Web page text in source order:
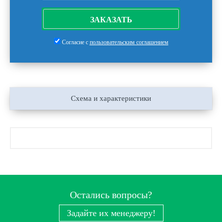
ЗАКАЗАТЬ
Согласие с пользовательским соглашением
Схема и характеристики
Остались вопросы?
Задайте их менеджеру!